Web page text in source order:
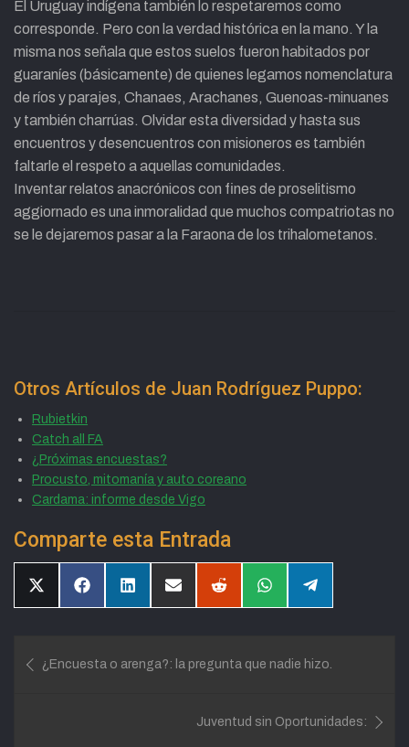
El Uruguay indígena también lo respetaremos como
corresponde. Pero con la verdad histórica en la mano. Y la
misma nos señala que estos suelos fueron habitados por
guaraníes (básicamente) de quienes legamos nomenclatura
de ríos y parajes, Chanaes, Arachanes, Guenoas-minuanes
y también charrúas. Olvidar esta diversidad y hasta sus
encuentros y desencuentros con misioneros es también
faltarle el respeto a aquellas comunidades.
Inventar relatos anacrónicos con fines de proselitismo
aggiornado es una inmoralidad que muchos compatriotas no
se le dejaremos pasar a la Faraona de los trihalometanos.
Otros Artículos de Juan Rodríguez Puppo:
Rubietkin
Catch all FA
¿Próximas encuestas?
Procusto, mitomanía y auto coreano
Cardama: informe desde Vigo
Comparte esta Entrada
CompartirCompartirCompartirCompartirCompartirCompartirCompartir
de
¿Encuesta o arenga?: la pregunta que nadie hizo.
Juventud sin Oportunidades: